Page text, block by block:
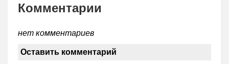
Комментарии
нет комментариев
Оставить комментарий